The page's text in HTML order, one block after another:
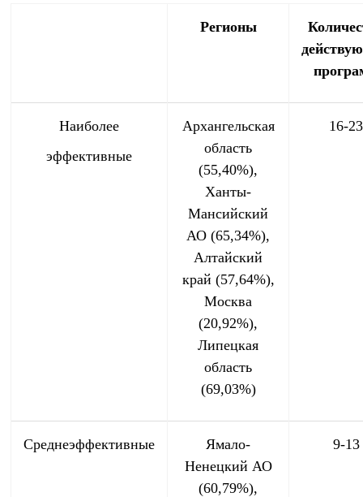
Регионы
Наиболее
эффективные
Архангельская
область
(55,40%),
Ханты-
Мансийский
АО (65,34%),
Алтайский
край (57,64%),
Москва
(20,92%),
Липецкая
область
(69,03%)
16-23
Среднеэффективные
Ямало-
Ненецкий АО
(60,79%),
9-13